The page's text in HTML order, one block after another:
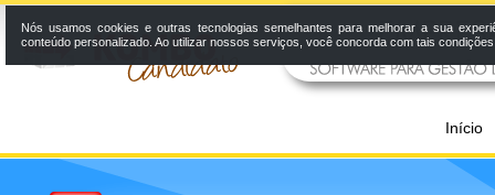
Início
Nós usamos cookies e outras tecnologias semelhantes para melhorar a sua
conteúdo personalizado. Ao utilizar nossos serviços, você concorda com tais